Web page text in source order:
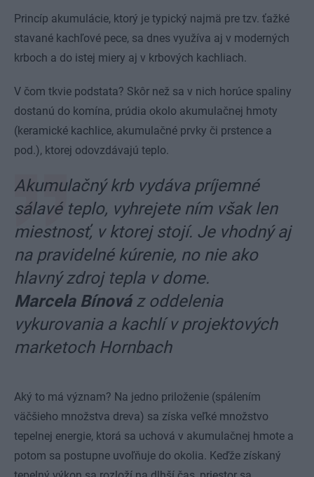
Princíp akumulácie, ktorý je typický najmä pre tzv. ťažké
stavané kachľové pece, sa dnes využíva aj v moderných
krboch a do istej miery aj v krbových kachliach.
V čom tkvie podstata? Skôr než sa v nich horúce spaliny
dostanú do komína, prúdia okolo akumulačnej hmoty
(keramické kachlice, akumulačné prvky či prstence a
pod.), ktorej odovzdávajú teplo.
Akumulačný krb vydáva príjemné
sálavé teplo, vyhrejete ním však len
miestnosť, v ktorej stojí. Je vhodný aj
na pravidelné kúrenie, no nie ako
hlavný zdroj tepla v dome.
Marcela Bínováz oddelenia
vykurovania a kachlí v projektových
marketoch Hornbach
Aký to má význam? Na jedno priloženie (spálením
väčšieho množstva dreva) sa získa veľké množstvo
tepelnej energie, ktorá sa uchová v akumulačnej hmote a
potom sa postupne uvoľňuje do okolia. Keďže získaný